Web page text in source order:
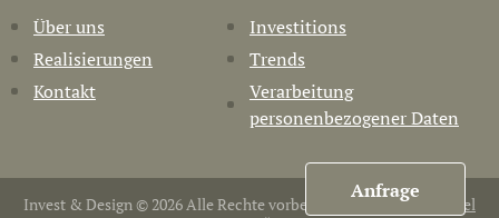
Über uns
Investitions
Realisierungen
Trends
Kontakt
Verarbeitung
personenbezogener Daten
Invest & Design © 2026 Alle Rechte vorbehalten. Erstellt von
Pavel
Anfrage